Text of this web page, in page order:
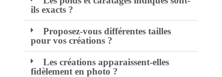
ils exacts ?
Proposez-vous différentes tailles
pour vos créations ?
Les créations apparaissent-elles
fidèlement en photo ?